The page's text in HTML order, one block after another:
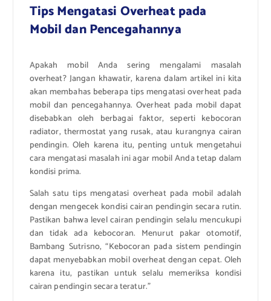
Tips Mengatasi Overheat pada
Mobil dan Pencegahannya
Apakah mobil Anda sering mengalami masalah
overheat? Jangan khawatir, karena dalam artikel ini kita
akan membahas beberapa tips mengatasi overheat pada
mobil dan pencegahannya. Overheat pada mobil dapat
disebabkan oleh berbagai faktor, seperti kebocoran
radiator, thermostat yang rusak, atau kurangnya cairan
pendingin. Oleh karena itu, penting untuk mengetahui
cara mengatasi masalah ini agar mobil Anda tetap dalam
kondisi prima.
Salah satu tips mengatasi overheat pada mobil adalah
dengan mengecek kondisi cairan pendingin secara rutin.
Pastikan bahwa level cairan pendingin selalu mencukupi
dan tidak ada kebocoran. Menurut pakar otomotif,
Bambang Sutrisno, “Kebocoran pada sistem pendingin
dapat menyebabkan mobil overheat dengan cepat. Oleh
karena itu, pastikan untuk selalu memeriksa kondisi
cairan pendingin secara teratur.”